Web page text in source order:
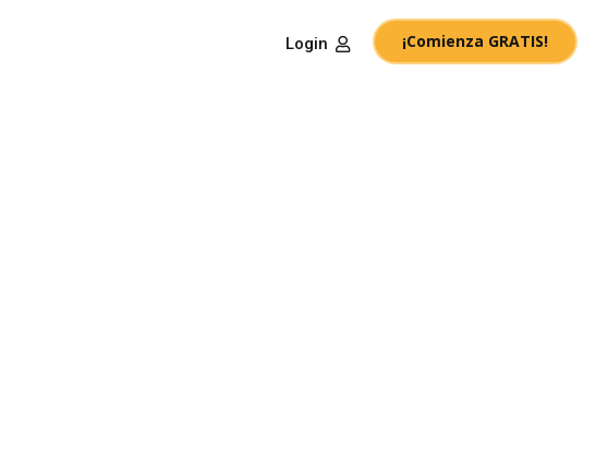
Login ¡Comienza GRATIS!